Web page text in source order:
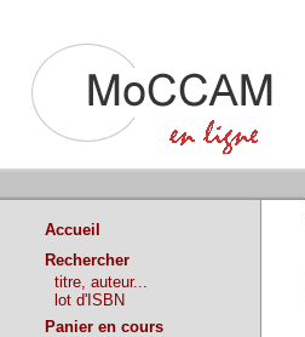
Accueil
Rechercher
titre, auteur...
lot d'ISBN
Panier en cours